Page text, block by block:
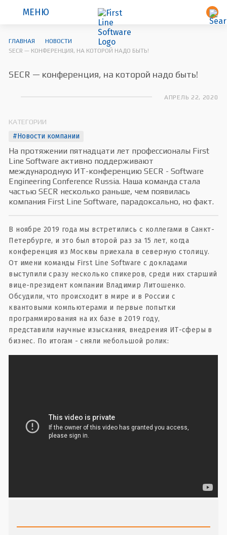
МЕНЮ
ГЛАВНАЯ
НОВОСТИ
SECR — КОНФЕРЕНЦИЯ, НА КОТОРОЙ НАДО БЫТЬ!
SECR — конференция, на которой надо быть!
АПРЕЛЬ 22, 2020
КАТЕГОРИИ
#Новости компании
На протяжении пятнадцати лет профессионалы First
Line Software активно поддерживают
международную ИТ-конференцию SECR - Software
Engineering Conference Russia. Наша команда стала
частью SECR несколько раньше, чем появилась
компания First Line Software, парадоксально, но факт.
В ноябре 2019 года мы встретились с коллегами в Санкт-
Петербурге, и это был второй раз за 15 лет, когда
конференция из Москвы приехала в северную столицу.
От имени команды First Line Software с докладами
выступили сразу несколько спикеров, среди них старший
вице-президент компании Владимир Литошенко.
Обсудили, что происходит в мире и в России с
квантовыми компьютерами и первые попытки
программирования на их базе в 2019 году,
представили научные изыскания, внедрения ИТ-сферы в
бизнес. По итогам - сняли небольшой ролик: